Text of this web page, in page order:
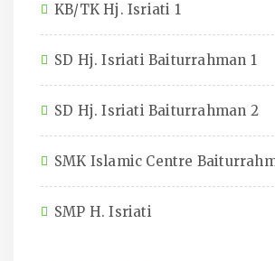
KB/TK Hj. Isriati 1
SD Hj. Isriati Baiturrahman 1
SD Hj. Isriati Baiturrahman 2
SMK Islamic Centre
SMP H. Isriati